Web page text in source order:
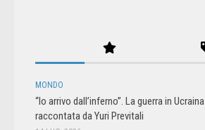
MONDO
“Io arrivo dall’inferno”. La guerra in Ucraina
raccontata da Yuri Previtali